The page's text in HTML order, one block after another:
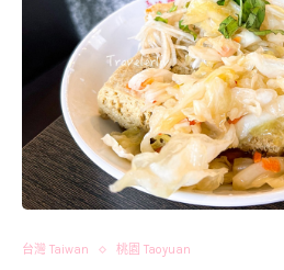
台灣 Taiwan 桃園 Taoyuan